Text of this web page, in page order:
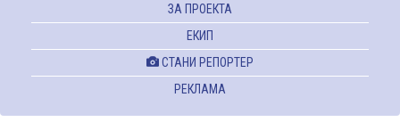
ЗА ПРОЕКТА
ЕКИП
СТАНИ РЕПОРТЕР
РЕКЛАМА